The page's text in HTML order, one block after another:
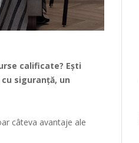
calificate? Ești
siguranță, un
câteva avantaje ale